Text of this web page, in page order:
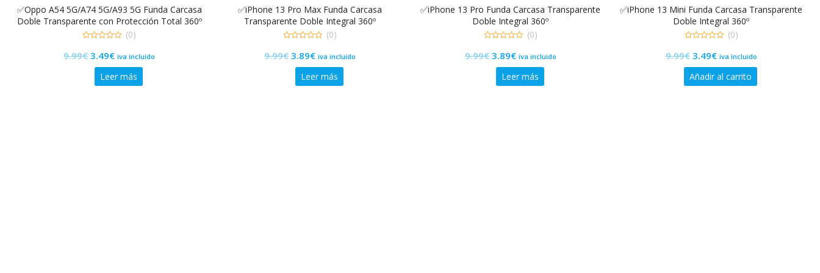
✅Oppo A54 5G/A74 5G/A93 5G Funda Carcasa
Doble Transparente con Protección Total 360º
de
5
(0)
9.99€El
precio
original
3.49€El
precio
actual
iva incluido
Leer más
✅iPhone 13 Pro Max Funda Carcasa
Transparente Doble Integral 360º
de
5
(0)
9.99€ El
precio
original
3.89€El
precio
actual
iva incluido
Leer más
✅iPhone 13 Pro Funda Carcasa Transparente
Doble Integral 360º
de
5
(0)
9.99€ El
precio
original
3.89€El
precio
actual
iva incluido
Leer más
✅iPhone 13 Mini Funda Carcasa Transparente
Doble Integral 360º
de
5
(0)
9.99€ El
precio
original
3.49€El
precio
actual
iva incluido
Añadir al carrito